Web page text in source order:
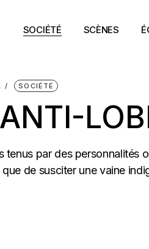
SOCIÉTÉ SCÈNES
SOCIÉTÉ
par des personnalités
de susciter une vaine